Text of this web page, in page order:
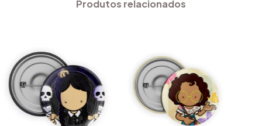
Produtos relacionados